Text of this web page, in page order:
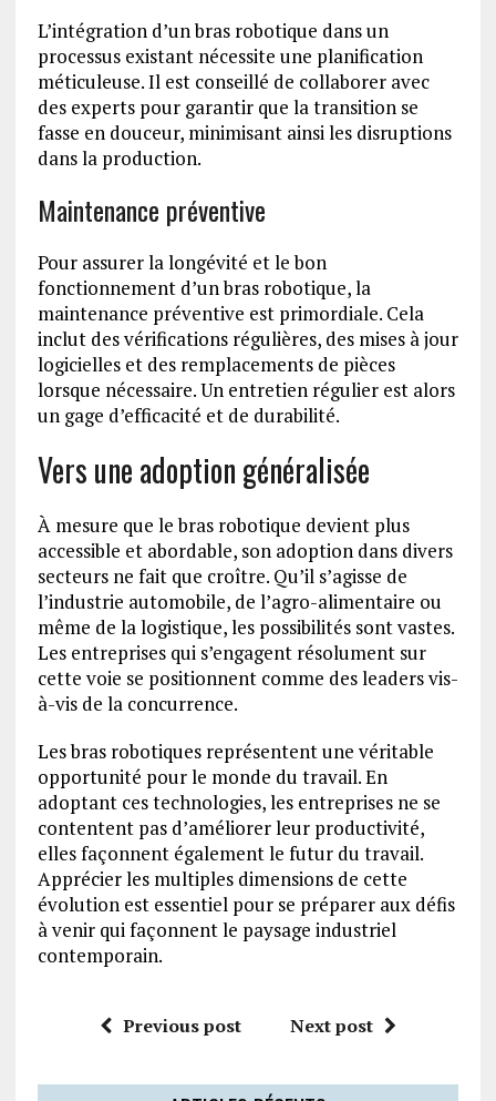
L’intégration d’un bras robotique dans un
processus existant nécessite une planification
méticuleuse. Il est conseillé de collaborer avec
des experts pour garantir que la transition se
fasse en douceur, minimisant ainsi les disruptions
dans la production.
Maintenance préventive
Pour assurer la longévité et le bon
fonctionnement d’un bras robotique, la
maintenance préventive est primordiale. Cela
inclut des vérifications régulières, des mises à jour
logicielles et des remplacements de pièces
lorsque nécessaire. Un entretien régulier est alors
un gage d’efficacité et de durabilité.
Vers une adoption généralisée
À mesure que le bras robotique devient plus
accessible et abordable, son adoption dans divers
secteurs ne fait que croître. Qu’il s’agisse de
l’industrie automobile, de l’agro-alimentaire ou
même de la logistique, les possibilités sont vastes.
Les entreprises qui s’engagent résolument sur
cette voie se positionnent comme des leaders vis-
à-vis de la concurrence.
Les bras robotiques représentent une véritable
opportunité pour le monde du travail. En
adoptant ces technologies, les entreprises ne se
contentent pas d’améliorer leur productivité,
elles façonnent également le futur du travail.
Apprécier les multiples dimensions de cette
évolution est essentiel pour se préparer aux défis
à venir qui façonnent le paysage industriel
contemporain.
Previous post Next post